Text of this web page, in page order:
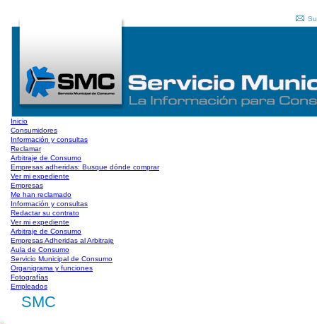
Inicio
Consumidores
Información y consultas
Reclamar
Arbitraje de Consumo
Empresas adheridas: Busque dónde comprar
Ver mi expediente
Empresas
Me han reclamado
Información y consultas
Redactar su contrato
Ver mi expediente
Arbitraje de Consumo
Empresas Adheridas al Arbitraje
Aula de Consumo
Servicio Municipal de Consumo
Organigrama y funciones
Fotografías
Empleados
SMC